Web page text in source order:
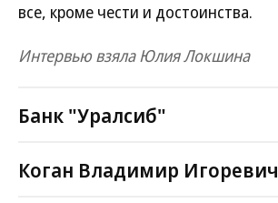
все, кроме чести и достоинства.
Интервью взяла Юлия Локшина
Банк "Уралсиб"
Коган Владимир Игоревич